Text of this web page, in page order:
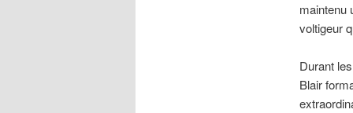
maintenu
voltigeur
Durant
Blair